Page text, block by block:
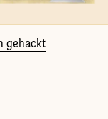
gehackt